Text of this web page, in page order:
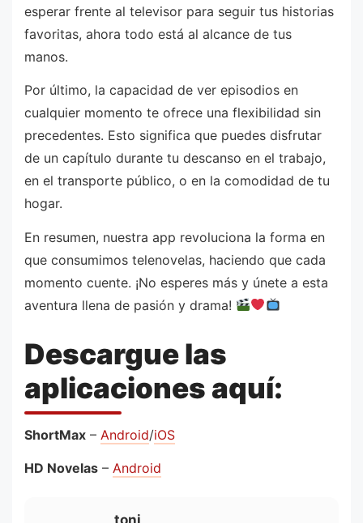
esperar frente al televisor para seguir tus historias
favoritas, ahora todo está al alcance de tus
manos.
Por último, la capacidad de ver episodios en
cualquier momento te ofrece una flexibilidad sin
precedentes. Esto significa que puedes disfrutar
de un capítulo durante tu descanso en el trabajo,
en el transporte público, o en la comodidad de tu
hogar.
En resumen, nuestra app revoluciona la forma en
que consumimos telenovelas, haciendo que cada
momento cuente. ¡No esperes más y únete a esta
aventura llena de pasión y drama!
Descargue las
aplicaciones aquí:
ShortMax – Android/iOS
HD Novelas – Android